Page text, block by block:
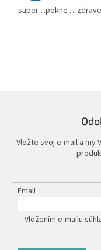
super…pekne
Vložte svoj e-mail a my
Email
Vložením e-mailu